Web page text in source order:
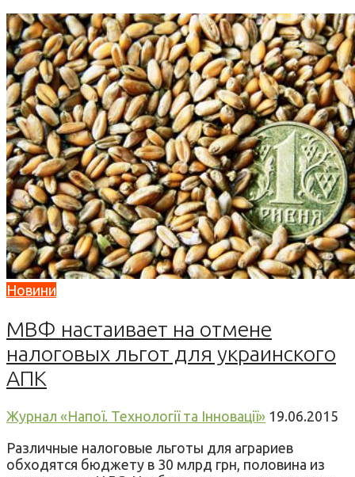
Новини
МВФ настаивает на отмене
налоговых льгот для украинского
АПК
Журнал «Напої. Технології та Інновації» 19.06.2015
Различные налоговые льготы для аграриев
обходятся бюджету в 30 млрд грн, половина из